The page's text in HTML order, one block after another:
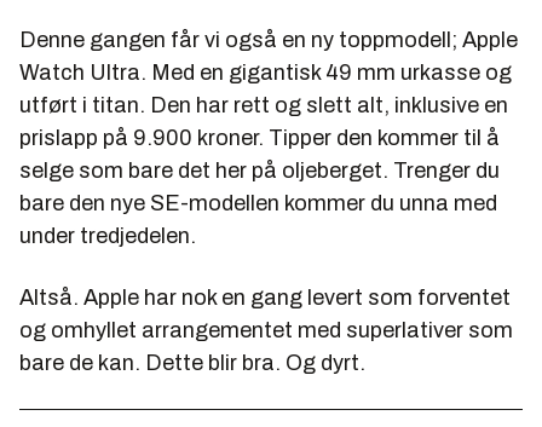
Denne gangen får vi også en ny toppmodell; Apple
Watch Ultra. Med en gigantisk 49 mm urkasse og
utført i titan. Den har rett og slett alt, inklusive en
prislapp på 9.900 kroner. Tipper den kommer til å
selge som bare det her på oljeberget. Trenger du
bare den nye SE-modellen kommer du unna med
under tredjedelen.
Altså. Apple har nok en gang levert som forventet
og omhyllet arrangementet med superlativer som
bare de kan. Dette blir bra. Og dyrt.